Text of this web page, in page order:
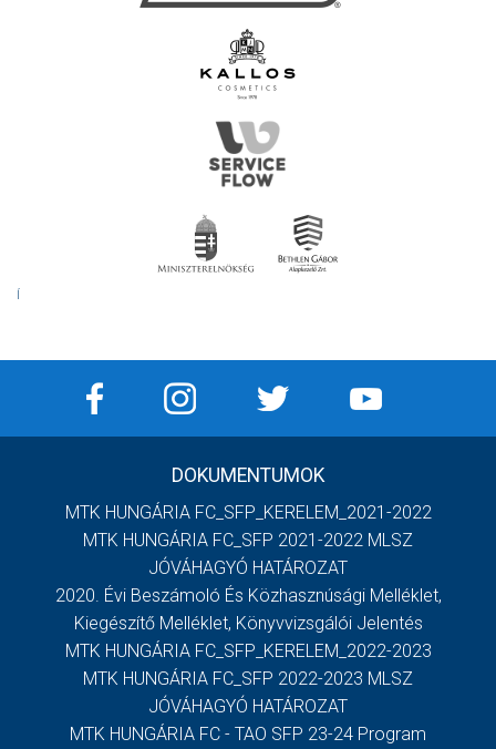
DOKUMENTUMOK
MTK HUNGÁRIA FC_SFP_KERELEM_2021-2022
MTK HUNGÁRIA FC_SFP 2021-2022 MLSZ
JÓVÁHAGYÓ HATÁROZAT
2020. Évi Beszámoló És Közhasznúsági Melléklet,
Kiegészítő Melléklet, Könyvvizsgálói Jelentés
MTK HUNGÁRIA FC_SFP_KERELEM_2022-2023
MTK HUNGÁRIA FC_SFP 2022-2023 MLSZ
JÓVÁHAGYÓ HATÁROZAT
MTK HUNGÁRIA FC - TAO SFP 23-24 Program